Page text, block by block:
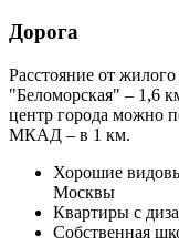
Дорога
Расстояние от
"Беломорская" – 1,6
центр города можно
МКАД – в 1 км.
Хорошие
Москвы
Квартиры с
Собственная